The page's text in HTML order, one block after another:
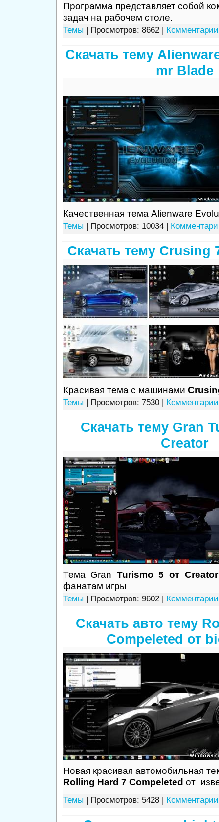
Программа представляет собой
задач на рабочем столе.
Темы | Просмотров: 8662 |
Скачать тему
mr Blade
Качественная тема Alienware
Темы | Просмотров: 10034 |
Скачать тему Crusing
Красивая тема с машинами
Темы | Просмотров: 7530 |
Скачать тему Gran
Creator
Тема Gran Turismo 5 от Creator
фанатам игры
Темы | Просмотров: 9602 |
Скачать авто тему
Compeleted от
Новая красивая автомобильная
Rolling Hard 7 Compeleted от
Темы | Просмотров: 5428 |